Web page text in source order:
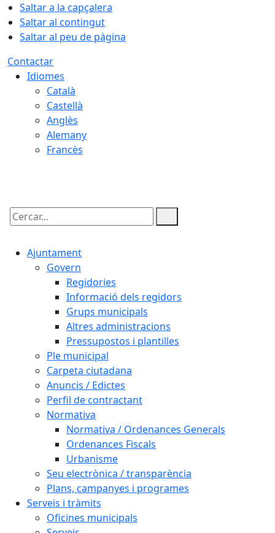
Saltar a la capçalera
Saltar al contingut
Saltar al peu de pàgina
Contactar
Idiomes
Català
Castellà
Anglès
Alemany
Francès
Cercar:
Ajuntament
Govern
Regidories
Informació dels regidors
Grups municipals
Altres administracions
Pressupostos i plantilles
Ple municipal
Carpeta ciutadana
Anuncis / Edictes
Perfil de contractant
Normativa
Normativa / Ordenances Generals
Ordenances Fiscals
Urbanisme
Seu electrònica / transparència
Plans, campanyes i programes
Serveis i tràmits
Oficines municipals